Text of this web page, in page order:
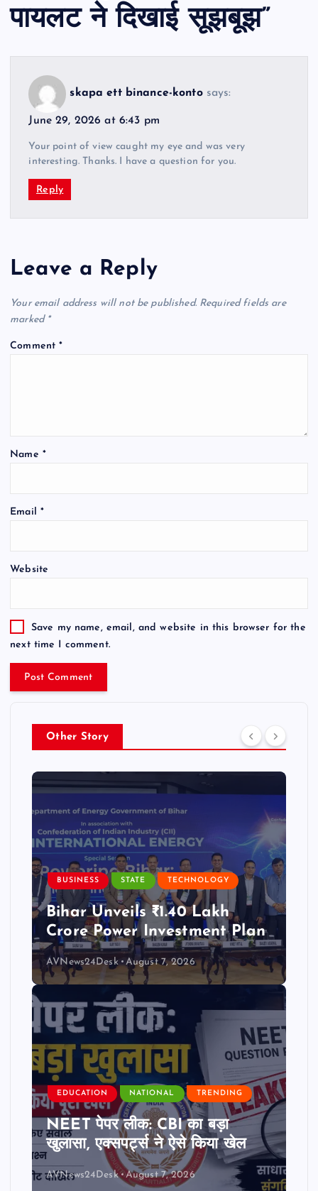
पायलट ने दिखाई सूझबूझ”
skapa ett binance-konto says:
June 29, 2026 at 6:43 pm
Your point of view caught my eye and was very
interesting. Thanks. I have a question for you.
Reply
Leave a Reply
Your email address will not be published. Required fields are
marked *
Comment*
Name *
Email *
Website
Save my name, email, and website in this browser for the
next time I comment.
Other Story
BUSINESS STATE TECHNOLOGY
Bihar Unveils ₹1.40 Lakh
Crore Power Investment Plan
AVNews24Desk August 7, 2026
EDUCATION NATIONAL TRENDING
NEET पेपर लीक: CBI का बड़ा
खुलासा, एक्सपर्ट्स ने ऐसे किया खेल
AVNews24Desk August 7, 2026